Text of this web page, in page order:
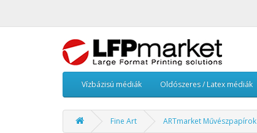
Vízbázisú médiák Oldószeres / Latex médiák
Fine Art ARTmarket Művészpapírok